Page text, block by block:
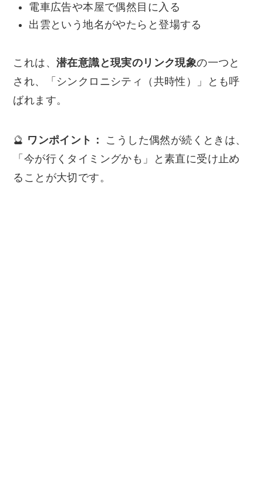
電車広告や本屋で偶然目に入る
出雲という地名がやたらと登場する
これは、潜在意識と現実のリンク現象の一つと
され、「シンクロニシティ（共時性）」とも呼
ばれます。
🔮 ワンポイント：
こうした偶然が続くときは、
「今が行くタイミングかも」と素直に受け止め
ることが大切です。